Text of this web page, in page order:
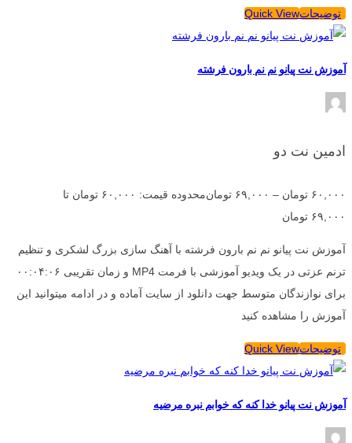
توضیحاتQuick View
آموزش نت پیانو نم نم بارون فرشته
ادمین نت دو
۶۰,۰۰۰ تومان – ۶۹,۰۰۰ تومان
محدوده قیمت: ۶۰,۰۰۰ تومان تا
۶۹,۰۰۰ تومان
آموزش نت پیانو نم نم بارون فرشته با آهنگ سازی بزرگ لشکری و تنظیم
ترنم عزتی در یک ویدیو آموزشی با فرمت MP4 و زمان تقریبی ۰۰:۰۴:۰۶
برای نوازندگان متوسط جهت دانلود از سایت آماده و در ادامه میتوانید این
آموزش را مشاهده کنید
توضیحاتQuick View
آموزش نت پیانو خدا کنه که خوابم نبره مرضیه